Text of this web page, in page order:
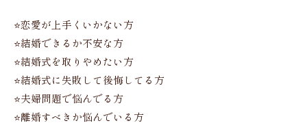
⭐️恋愛が上手くいかない方
⭐️結婚できるか不安な方
⭐️結婚式を取りやめたい方
⭐️結婚式に失敗して後悔してる方
⭐️夫婦問題で悩んでる方
⭐️離婚すべきか悩んでいる方